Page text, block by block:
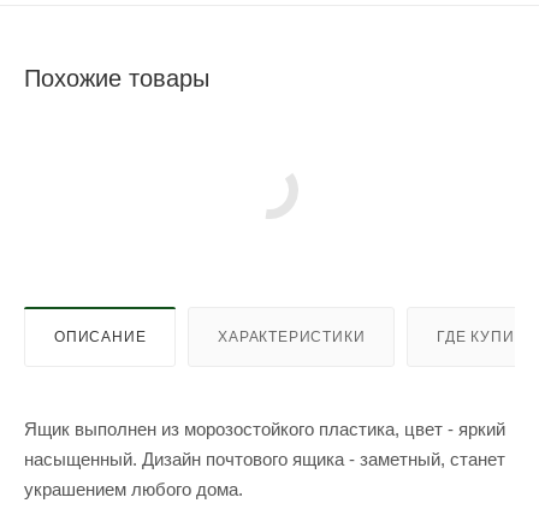
Похожие товары
ОПИСАНИЕ ХАРАКТЕРИСТИКИ ГДЕ КУПИТЬ
Ящик выполнен из морозостойкого пластика, цвет - яркий
насыщенный. Дизайн почтового ящика - заметный, станет
украшением любого дома.